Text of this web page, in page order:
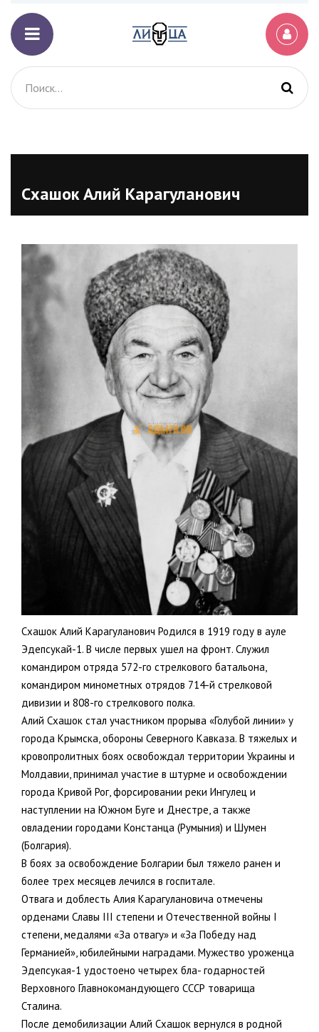
Схашок Алий Карагуланович
Схашок Алий Карагуланович Родился в 1919 году в ауле
Эдепсукай-1. В числе первых ушел на фронт. Служил
командиром отряда 572-го стрелкового батальона,
командиром минометных отрядов 714-й стрелковой
дивизии и 808-го стрелкового полка.
Алий Схашок стал участником прорыва «Голубой линии» у
города Крымска, обороны Северного Кавказа. В тяжелых и
кровопролитных боях освобождал территории Украины и
Молдавии, принимал участие в штурме и освобождении
города Кривой Рог, форсировании реки Ингулец и
наступлении на Южном Буге и Днестре, а также
овладении городами Констанца (Румыния) и Шумен
(Болгария).
В боях за освобождение Болгарии был тяжело ранен и
более трех месяцев лечился в госпитале.
Отвага и доблесть Алия Карагулановича отмечены
орденами Славы III степени и Отечественной войны I
степени, медалями «За отвагу» и «За Победу над
Германией», юбилейными наградами. Мужество уроженца
Эдепсукая-1 удостоено четырех бла- годарностей
Верховного Главнокомандующего СССР товарища
Сталина.
После демобилизации Алий Схашок вернулся в родной